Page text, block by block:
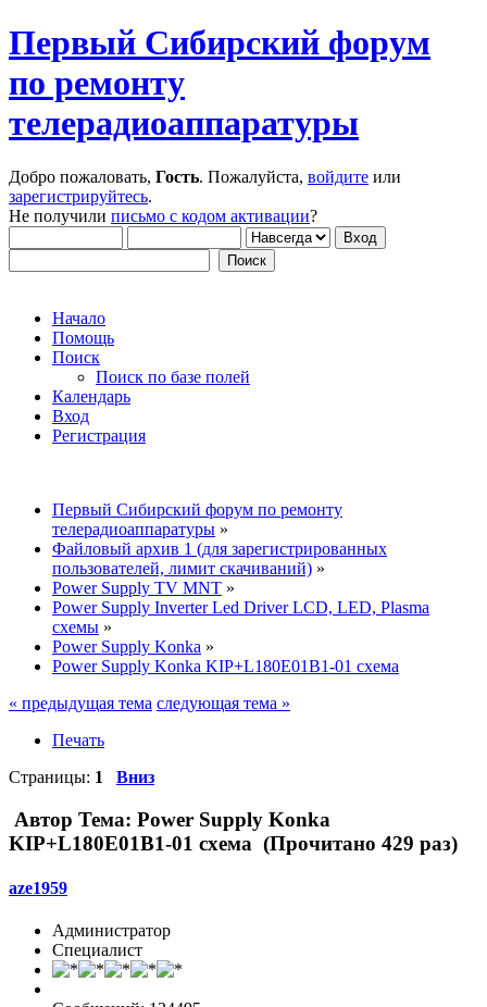
Первый Сибирский форум
по ремонту
телерадиоаппаратуры
Добро пожаловать, Гость. Пожалуйста, войдите или
зарегистрируйтесь.
Не получили письмо с кодом активации?
Начало
Помощь
Поиск
Поиск по базе полей
Календарь
Вход
Регистрация
Первый Сибирский форум по ремонту
телерадиоаппаратуры »
Файловый архив 1 (для зарегистрированных
пользователей, лимит скачиваний) »
Power Supply TV MNT »
Power Supply Inverter Led Driver LCD, LED, Plasma
схемы »
Power Supply Konka »
Power Supply Konka KIP+L180E01B1-01 схема
« предыдущая тема следующая тема »
Печать
Страницы: 1 Вниз
Автор Тема: Power Supply Konka
KIP+L180E01B1-01 схема (Прочитано 429 раз)
aze1959
Администратор
Специалист